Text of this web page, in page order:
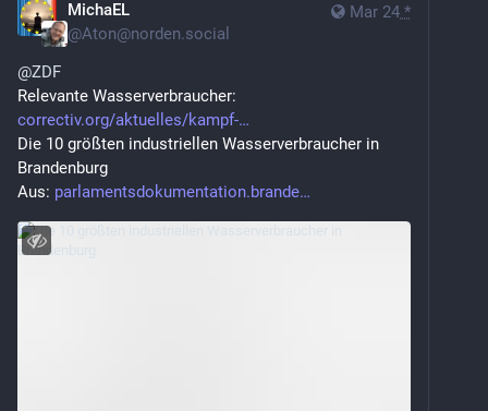
Mar 24 *
MichaEL
@Aton@norden.social
@ZDF
Relevante Wasserverbraucher:
correctiv.org/aktuelles/kampf-
Die 10 größten industriellen Wasserverbraucher in
Brandenburg
Aus: parlamentsdokumentation.brande